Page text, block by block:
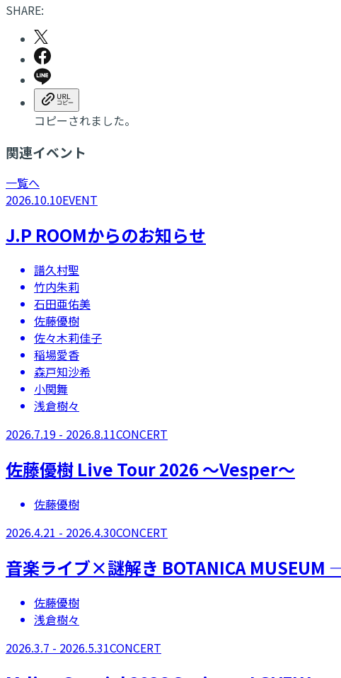
SHARE:
コピーされました。
関連イベント
一覧へ
2026.10.10EVENT
J.P ROOMからのお知らせ
譜久村聖
竹内朱莉
石田亜佑美
佐藤優樹
佐々木莉佳子
稲場愛香
森戸知沙希
小関舞
浅倉樹々
2026.7.19 - 2026.8.11CONCERT
​佐藤優樹 Live Tour 2026 〜Vesper〜
佐藤優樹
2026.4.21 - 2026.4.30CONCERT
音楽ライブ×謎解き BOTANICA
佐藤優樹
浅倉樹々
2026.3.7 - 2026.5.31CONCERT